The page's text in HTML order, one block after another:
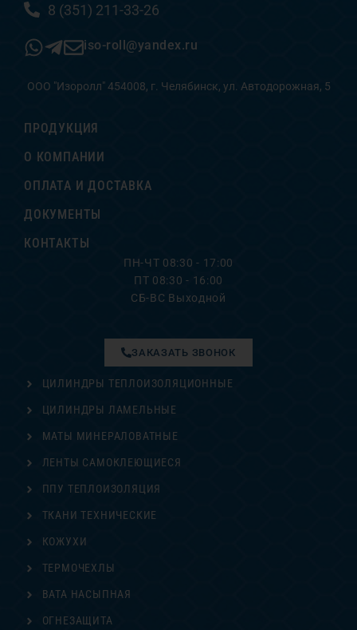
8 (351) 211-33-26
iso-roll@yandex.ru
ООО "Изоролл" 454008, г. Челябинск, ул. Автодорожная, 5
ПРОДУКЦИЯ
О КОМПАНИИ
ОПЛАТА И ДОСТАВКА
ДОКУМЕНТЫ
КОНТАКТЫ
ПН-ЧТ 08:30 - 17:00
ПТ 08:30 - 16:00
СБ-ВС Выходной
ЦИЛИНДРЫ ТЕПЛОИЗОЛЯЦИОННЫЕ
ЦИЛИНДРЫ ЛАМЕЛЬНЫЕ
МАТЫ МИНЕРАЛОВАТНЫЕ
ЛЕНТЫ САМОКЛЕЮЩИЕСЯ
ППУ ТЕПЛОИЗОЛЯЦИЯ
ТКАНИ ТЕХНИЧЕСКИЕ
ЗАКАЗАТЬ ЗВОНОК
КОЖУХИ
ТЕРМОЧЕХЛЫ
ВАТА НАСЫПНАЯ
ОГНЕЗАЩИТА